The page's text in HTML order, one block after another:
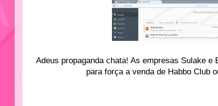
Adeus propaganda chata! As empresas Sulake e
para força a venda de Habbo Club